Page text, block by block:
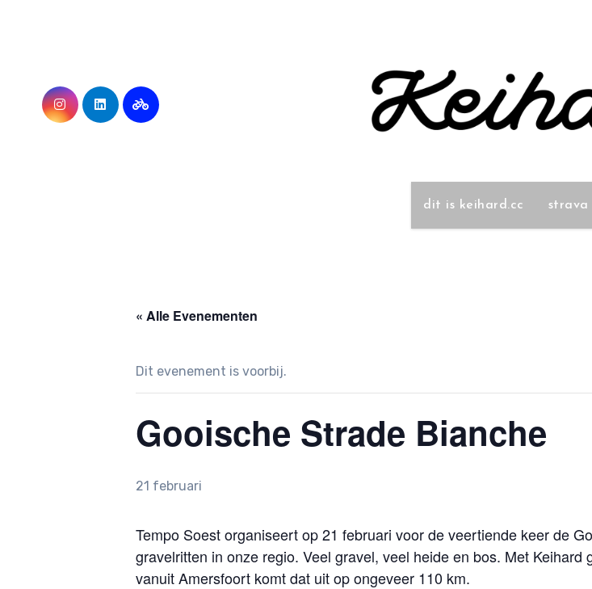
dit is keihard.cc strava
« Alle Evenementen
Dit evenement is voorbij.
Gooische Strade Bianche
21 februari
Tempo Soest organiseert op 21 februari voor de veertiende keer de
gravelritten in onze regio. Veel gravel, veel heide en bos. Met
vanuit Amersfoort komt dat uit op ongeveer 110 km.